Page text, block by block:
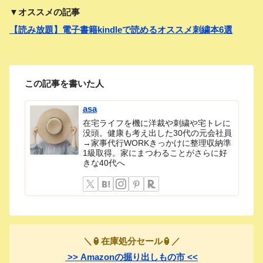
▼オススメの記事
【読み放題】電子書籍kindleで読めるオススメ刺繍本6選
この記事を書いた人
asa
在宅ライフを機に洋裁や刺繍や宅トレに
没頭。健康も考え出した30代の元会社員
→家事代行WORKきっかけに整理収納準
1級取得。家にまつわることがさらに好
きな40代へ
＼🏮在庫処分セール🏮／
>> Amazonの掘り出しもの市 <<